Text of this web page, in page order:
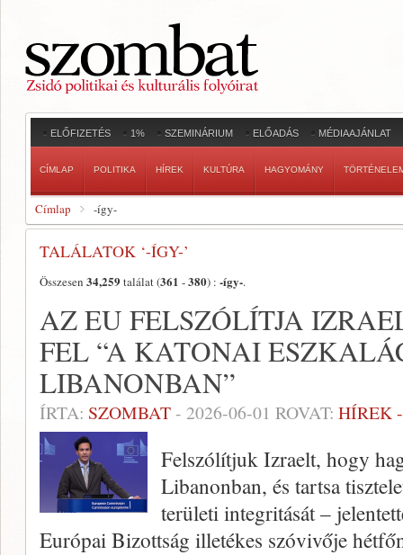
ELŐFIZETÉS 1% SZEMINÁRIUM ELŐADÁS MÉDIAAJÁNLAT
CÍMLAP POLITIKA HÍREK KULTÚRA HAGYOMÁNY
Címlap -így-
TALÁLATOK ‘-ÍGY-’
Összesen 34,259 találat (361 -380) : -így-.
AZ EU FELSZÓLÍTJA
FEL “A KATONAI
LIBANONBAN”
ÍRTA: SZOMBAT- 2026-06-01 ROVAT: HÍREK
Felszólítjuk Izraelt, hogy
Libanonban, és tartsa
területi integritását –
Európai Bizottság illetékes szóvivője